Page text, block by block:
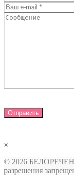
×
© 2026
разрешения